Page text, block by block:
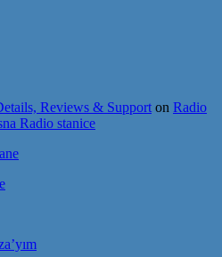
Reviews & Support on Radio
Radio stanice